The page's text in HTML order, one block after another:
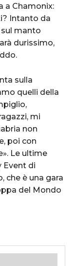
a Chamonix:
Intanto da
manto
durissimo,
sulla
quelli della
mi
non
poi con
Le ultime
Event di
che è una gara
del Mondo